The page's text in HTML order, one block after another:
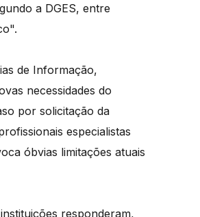
a DGES, entre
de Informação,
necessidades do
por solicitação da
especialistas
óbvias limitações atuais
responderam,